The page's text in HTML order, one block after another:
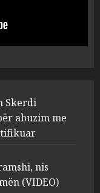
Nano për
publike dhe
nis
për Koço
të maskuar
Skerdi
abuzim me
nis
(VIDEO)